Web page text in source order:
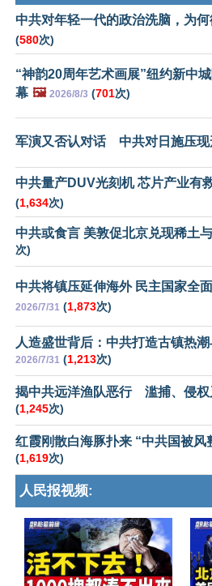
中共对年轻一代的政治洗脑，为何
(580次)
“神韵20周年艺术画展”纽约新中
幕 🖼️ 2026/8/3 (701次)
军演又否认对话 中共对日施压现
中共量产DUV光刻机 芯片产业有
(1,634次)
中共或食言 美敦促北京兑现稀土
次)
中共将镇压延伸海外 民主国家全
2026/7/31 (1,873次)
人造盛世背后：中共打造古镇热
2026/7/31 (1,213次)
揭中共远洋渔队恶行 滥捕、侵权
(1,245次)
红霞刚散白海豚扑来 “中共国被风
(1,619次)
人民报视频: